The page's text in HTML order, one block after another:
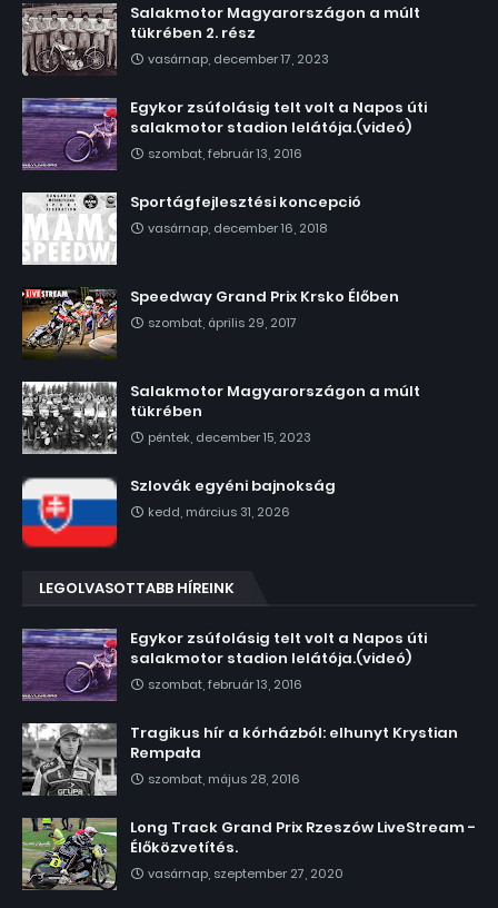
Salakmotor Magyarországon a múlt
tükrében 2. rész
vasárnap, december 17, 2023
Egykor zsúfolásig telt volt a Napos úti
salakmotor stadion lelátója.(videó)
szombat, február 13, 2016
Sportágfejlesztési koncepció
vasárnap, december 16, 2018
Speedway Grand Prix Krsko Élőben
szombat, április 29, 2017
Salakmotor Magyarországon a múlt
tükrében
péntek, december 15, 2023
Szlovák egyéni bajnokság
kedd, március 31, 2026
LEGOLVASOTTABB HÍREINK
Egykor zsúfolásig telt volt a Napos úti
salakmotor stadion lelátója.(videó)
szombat, február 13, 2016
Tragikus hír a kórházból: elhunyt Krystian
Rempała
szombat, május 28, 2016
Long Track Grand Prix Rzeszów LiveStream -
Élőközvetítés.
vasárnap, szeptember 27, 2020